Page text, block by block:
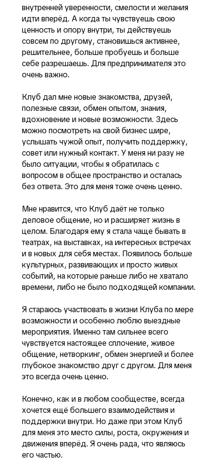
внутренней уверенности, смелости и желания
идти вперёд. А когда ты чувствуешь свою
ценность и опору внутри, ты действуешь
совсем по другому, становишься активнее,
решительнее, больше пробуешь и больше
себе разрешаешь. Для предпринимателя это
очень важно.
Клуб дал мне новые знакомства, друзей,
полезные связи, обмен опытом, знания,
вдохновение и новые возможности. Здесь
можно посмотреть на свой бизнес шире,
услышать чужой опыт, получить поддержку,
совет или нужный контакт. У меня ни разу не
было ситуации, чтобы я обратилась с
вопросом в общее пространство и осталась
без ответа. Это для меня тоже очень ценно.
Мне нравится, что Клуб даёт не только
деловое общение, но и расширяет жизнь в
целом. Благодаря ему я стала чаще бывать в
театрах, на выставках, на интересных встречах
и в новых для себя местах. Появилось больше
культурных, развивающих и просто живых
событий, на которые раньше либо не хватало
времени, либо не было подходящей компании.
Я стараюсь участвовать в жизни Клуба по мере
возможности и особенно люблю выездные
мероприятия. Именно там сильнее всего
чувствуется настоящее сплочение, живое
общение, нетворкинг, обмен энергией и более
глубокое знакомство друг с другом. Для меня
это всегда очень ценно.
Конечно, как и в любом сообществе, всегда
хочется ещё большего взаимодействия и
поддержки внутри. Но даже при этом Клуб
для меня это место силы, роста, окружения и
движения вперёд. Я очень рада, что являюсь
его частью.